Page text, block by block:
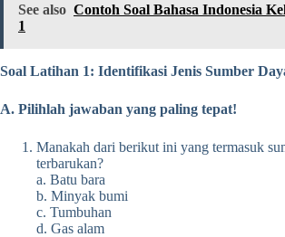
See also Contoh Soal Bahasa Indonesia
1
Soal Latihan 1: Identifikasi Jenis Sumber
A. Pilihlah jawaban yang paling tepat!
Manakah dari berikut ini yang termasuk
terbarukan?
a. Batu bara
b. Minyak bumi
c. Tumbuhan
d. Gas alam